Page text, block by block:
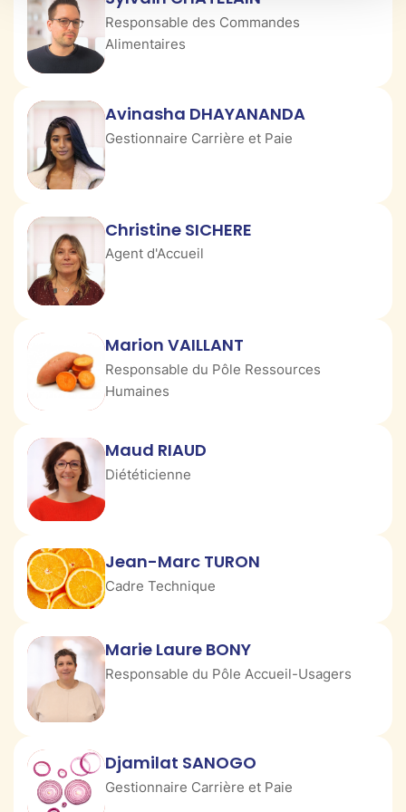
Responsable des Commandes
Alimentaires
Avinasha DHAYANANDA
Gestionnaire Carrière et Paie
Christine SICHERE
Agent d'Accueil
Marion VAILLANT
Responsable du Pôle Ressources
Humaines
Maud RIAUD
Diététicienne
Jean-Marc TURON
Cadre Technique
Marie Laure BONY
Responsable du Pôle Accueil-Usagers
Djamilat SANOGO
Gestionnaire Carrière et Paie